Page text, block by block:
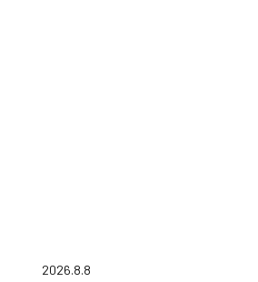
2026.8.8